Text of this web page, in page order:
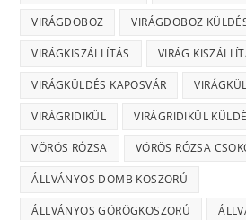
VIRÁGDOBOZ VIRÁGDOBOZ
VIRÁGKISZÁLLÍTÁS VIRÁG
VIRÁGKÜLDÉS KAPOSVÁR
VIRÁGRIDIKÜL VIRÁGRIDIKÜL
VÖRÖS RÓZSA VÖRÖS RÓZSA
ÁLLVÁNYOS DOMB KOSZORÚ
ÁLLVÁNYOS GÖRÖGKOSZORÚ